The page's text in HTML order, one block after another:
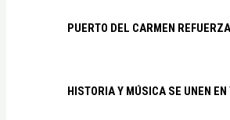
PUERTO DEL CARMEN
HISTORIA Y MÚSICA SE UNEN